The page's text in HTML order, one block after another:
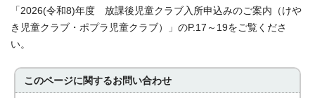
「2026(令和8)年度 放課後児童クラブ入所申込みのご案内（けや
き児童クラブ・ポプラ児童クラブ）」のP.17～19をご覧くださ
い。
このページに関するお問い合わせ